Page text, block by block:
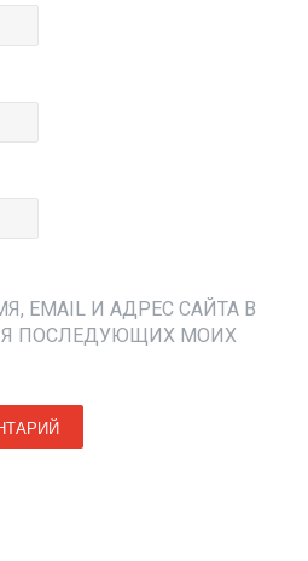
EMAIL И АДРЕС САЙТА В
ПОСЛЕДУЮЩИХ МОИХ